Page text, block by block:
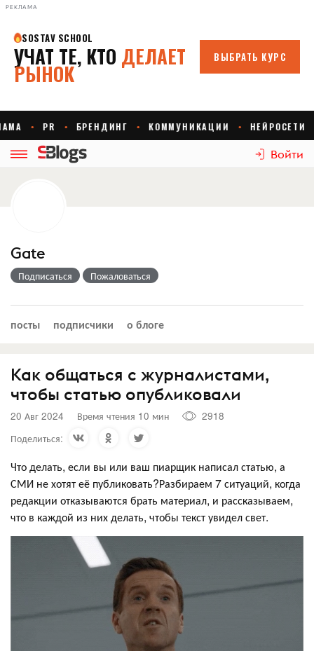
РЕКЛАМА
Войти
Gate
Подписаться Пожаловаться
посты подписчики о блоге
Как общаться с журналистами,
чтобы статью опубликовали
20 Авг 2024 Время чтения 10 мин
2918
Поделиться:
Что делать, если вы или ваш пиарщик написал статью, а
СМИ не хотят её публиковать?Разбираем 7 ситуаций, когда
редакции отказываются брать материал, и рассказываем,
что в каждой из них делать, чтобы текст увидел свет.